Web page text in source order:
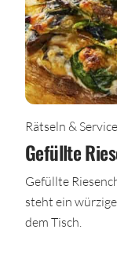
Rätseln &
Gefüllte
Gefüllte
steht ein
dem Tisch.